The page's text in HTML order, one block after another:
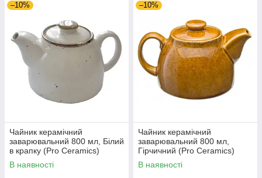
–10%
Чайник керамічний
заварювальний 800 мл, Білий
в крапку (Pro Ceramics)
Кантрі
В наявності
–10%
Чайник керамічний
заварювальний 800 мл,
Гірчичний (Pro Ceramics)
Дижонська гірчиця
В наявності